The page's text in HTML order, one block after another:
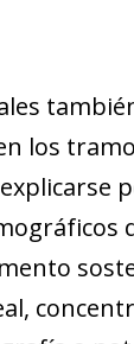
los